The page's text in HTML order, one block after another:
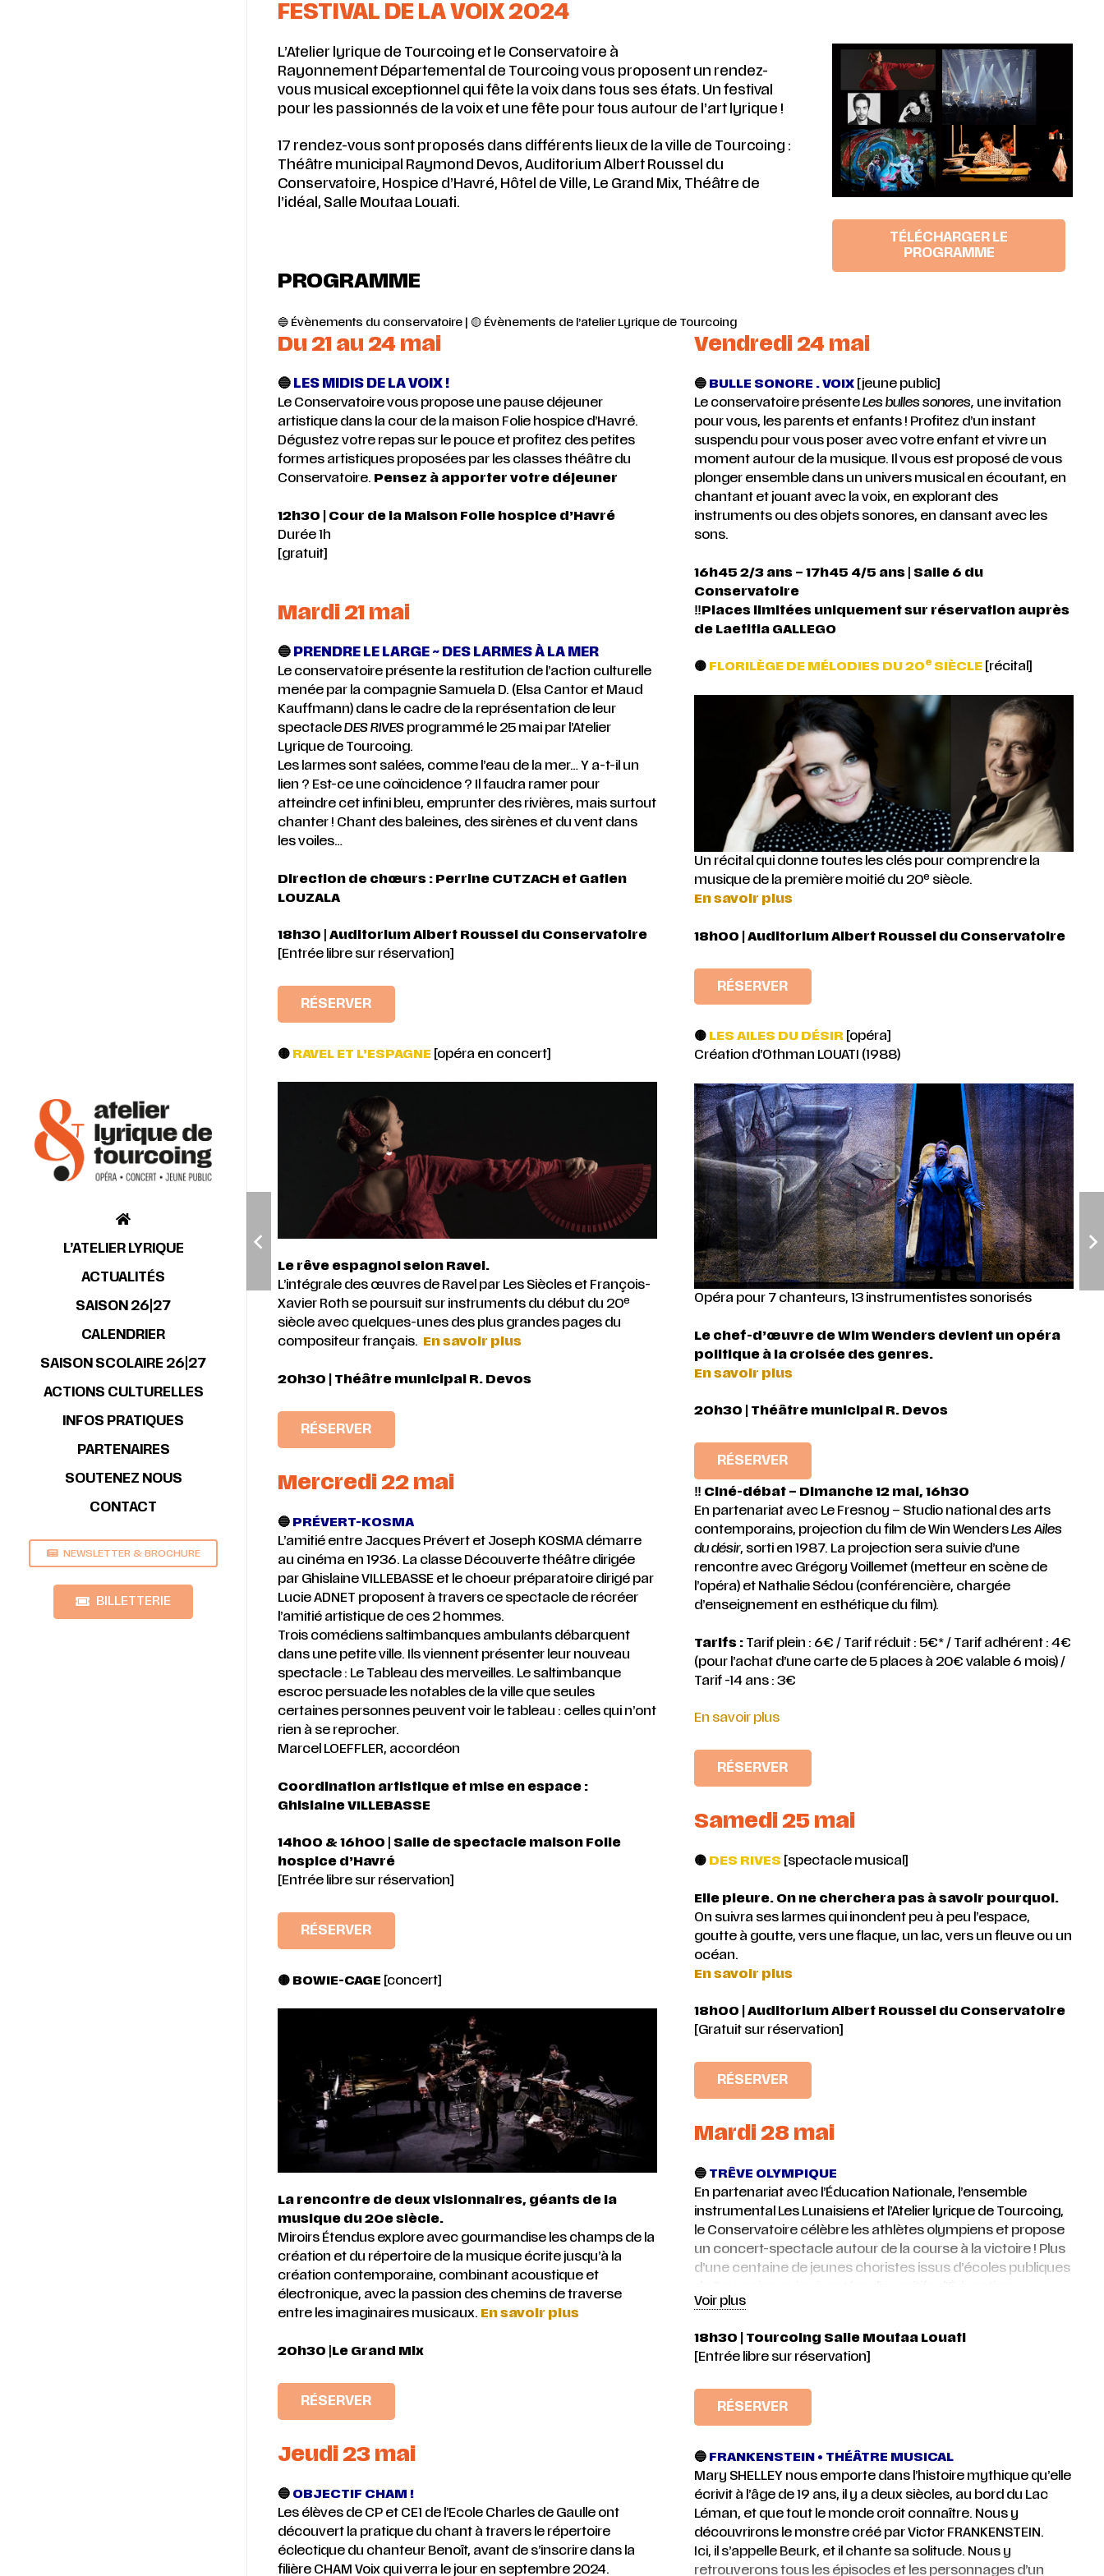
L’ATELIER LYRIQUE
ACTUALITÉS
SAISON 26|27
CALENDRIER
SAISON SCOLAIRE 26|27
ACTIONS CULTURELLES
INFOS PRATIQUES
PARTENAIRES
SOUTENEZ NOUS
CONTACT
NEWSLETTER & BROCHURE
BILLETTERIE
FESTIVAL DE LA VOIX 2024
L’Atelier lyrique de Tourcoing et le Conservatoire à
Rayonnement Départemental de Tourcoing vous proposent un rendez-
vous musical exceptionnel qui fête la voix dans tous ses états. Un festival
pour les passionnés de la voix et une fête pour tous autour de l’art lyrique !
17 rendez-vous sont proposés dans différents lieux de la ville de Tourcoing :
Théâtre municipal Raymond Devos, Auditorium Albert Roussel du
Conservatoire, Hospice d’Havré, Hôtel de Ville, Le Grand Mix, Théâtre de
l’idéal, Salle Moutaa Louati.
PROGRAMME
🔵 Évènements du conservatoire | 🟡 Évènements de l’atelier Lyrique de Tourcoing
TÉLÉCHARGER LE
PROGRAMME
Du 21 au 24 mai
🔵 LES MIDIS DE LA VOIX !
Le Conservatoire vous propose une pause déjeuner
artistique dans la cour de la maison Folie hospice d’Havré.
Dégustez votre repas sur le pouce et profitez des petites
formes artistiques proposées par les classes théâtre du
Conservatoire. Pensez à apporter votre déjeuner
12h30 | Cour de la Maison Folie hospice d’Havré
Durée 1h
[gratuit]
Mardi 21 mai
🔵 PRENDRE LE LARGE ~ DES LARMES À LA MER
Le conservatoire présente la restitution de l’action culturelle
menée par la compagnie Samuela D. (Elsa Cantor et Maud
Kauffmann) dans le cadre de la représentation de leur
spectacleDES RIVESprogrammé le 25 mai par l’Atelier
Lyrique de Tourcoing.
Les larmes sont salées, comme l’eau de la mer… Y a-t-il un
lien ? Est-ce une coïncidence ? Il faudra ramer pour
atteindre cet infini bleu, emprunter des rivières, mais surtout
chanter ! Chant des baleines, des sirènes et du vent dans
les voiles…
Direction de chœurs : Perrine CUTZACH et Gatien
LOUZALA
18h30 Auditorium Albert Roussel du Conservatoire
[Entrée libre sur réservation]
RÉSERVER
🟡RAVEL ET L’ESPAGNE [opéra en concert]
Le rêve espagnol selon Ravel.
L’intégrale des œuvres de Ravel par Les Siècles et François-
Xavier Roth se poursuit sur instruments du début du 20e
siècle avec quelques-unes des plus grandes pages du
compositeur français. En savoir plus
20h30 | Théâtre municipal R. Devos
RÉSERVER
Mercredi 22 mai
🔵 PRÉVERT-KOSMA
L’amitié entre Jacques Prévert et Joseph KOSMA démarre
au cinéma en 1936. La classe Découverte théâtre dirigée
par Ghislaine VILLEBASSE et le choeur préparatoire dirigé par
Lucie ADNET proposent à travers ce spectacle de récréer
l’amitié artistique de ces 2 hommes.
Trois comédiens saltimbanques ambulants débarquent
dans une petite ville. Ils viennent présenter leur nouveau
spectacle : Le Tableau des merveilles. Le saltimbanque
escroc persuade les notables de la ville que seules
certaines personnes peuvent voir le tableau : celles qui n’ont
rien à se reprocher.
Marcel LOEFFLER, accordéon
Coordination artistique et mise en espace :
Ghislaine VILLEBASSE
14h00 & 16h00
Salle de spectacle maison Folie
hospice d’Havré
[Entrée libre sur réservation]
RÉSERVER
🟡 BOWIE-CAGE [concert]
La rencontre de deux visionnaires, géants de la
musique du 20e siècle.
Miroirs Étendus explore avec gourmandise les champs de la
création et du répertoire de la musique écrite jusqu’à la
création contemporaine, combinant acoustique et
électronique, avec la passion des chemins de traverse
entre les imaginaires musicaux. En savoir plus
20h30 Le Grand Mix
RÉSERVER
Jeudi 23 mai
🔵 OBJECTIF CHAM !
Les élèves de CP et CE1 de l’Ecole Charles de Gaulle ont
découvert la pratique du chant à travers le répertoire
éclectique du chanteur Benoît, avant de s’inscrire dans la
filière CHAM Voix qui verra le jour en septembre 2024.
Vendredi 24 mai
🔵 BULLE SONORE . VOIX[jeune public]
Le conservatoire présenteLes bulles sonores, une invitation
pour vous, les parents et enfants ! Profitez d’un instant
suspendu pour vous poser avec votre enfant et vivre un
moment autour de la musique. Il vous est proposé de vous
plonger ensemble dans un univers musical en écoutant, en
chantant et jouant avec la voix, en explorant des
instruments ou des objets sonores, en dansant avec les
sons.
16h45 2/3 ans – 17h45 4/5 ans| Salle 6 du
Conservatoire
‼️Places limitées uniquement sur réservation auprès
de Laetitia GALLEGO
🟡 FLORILÈGE DE MÉLODIES DU 20e SIÈCLE [récital]
Un récital qui donne toutes les clés pour comprendre la
musique de la première moitié du 20e siècle.
En savoir plus
18h00 | Auditorium Albert Roussel du Conservatoire
RÉSERVER
🟡 LES AILES DU DÉSIR[opéra]
Création d’Othman LOUATI (1988)
Opéra pour 7 chanteurs, 13 instrumentistes sonorisés
Le chef-d’œuvre de Wim Wenders devient un opéra
politique à la croisée des genres.
En savoir plus
20h30 | Théâtre municipal R. Devos
RÉSERVER
‼️ Ciné-débat – Dimanche 12 mai, 16h30
En partenariat avec Le Fresnoy – Studio national des arts
contemporains, projection du film de Win WendersLes Ailes
du désir, sorti en 1987. La projection sera suivie d’une
rencontre avec Grégory Voillemet (metteur en scène de
l’opéra) et Nathalie Sédou (conférencière, chargée
d’enseignement en esthétique du film).
Tarifs : Tarif plein : 6€ / Tarif réduit : 5€* / Tarif adhérent : 4€
(pour l’achat d’une carte de 5 places à 20€ valable 6 mois) /
Tarif -14 ans : 3€
En savoir plus
RÉSERVER
Samedi 25 mai
🟡DES RIVES [spectacle musical]
Elle pleure. On ne cherchera pas à savoir pourquoi.
On suivra ses larmes qui inondent peu à peu l’espace,
goutte à goutte, vers une flaque, un lac, vers un fleuve ou un
océan.
En savoir plus
18h00 | Auditorium Albert Roussel du Conservatoire
[Gratuit sur réservation]
RÉSERVER
Mardi 28 mai
🔵 TRÊVE OLYMPIQUE
En partenariat avec l’Éducation Nationale, l’ensemble
instrumental Les Lunaisiens et l’Atelier lyrique de Tourcoing,
le Conservatoire célèbre les athlètes olympiens et propose
un concert-spectacle autour de la course à la victoire ! Plus
d’une centaine de jeunes choristes issus d’écoles publiques
artistique et culturelle du Conservatoire et une centaine
Tourcoing sont associés au quintette de cuivre
professionnel Les Lunaisiens pour vous présenter TRÊVE
directeur artistique de l’ensemble Les Lunaisiens et artiste
associé au Conservatoire de Tourcoing, la TRÊVE
Olympiques et Paralympiques. Imaginé comme un
spectacle sonore et visuel grandiose, galvanisé par l’énergie
des artistes juniors et par l’atmosphère des Jeux
Olympiques et Paralympiques Paris 2024, le concert-
spectacle TRÊVE OLYMPIQUE s’envisage comme un beau
moment artistique en présence des familles, des fans de
musique, danse, théâtre et de sport. Pour cette occasion,
Voir plus
18h30 | Tourcoing Salle Moutaa Louati
[Entrée libre sur réservation]
RÉSERVER
🔵 FRANKENSTEIN • THÉÂTRE MUSICAL
Mary SHELLEY nous emporte dans l’histoire mythique qu’elle
écrivit à l’âge de 19 ans, il y a deux siècles, au bord du Lac
Léman, et que tout le monde croit connaître. Nous y
découvrirons le monstre créé par Victor FRANKENSTEIN.
Ici, il s’appelle Beurk, et il chante sa solitude. Nous y
retrouverons tous les épisodes et les personnages d’un